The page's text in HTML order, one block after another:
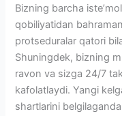
Bizning barcha
qobiliyatidan
protseduralar qatori
Shuningdek, bizning
ravon va sizga 24/7
kafolatlaydi. Yangi
shartlarini